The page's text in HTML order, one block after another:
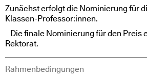
Zunächst erfolgt die Nominierung für
Klassen-Professor:innen.
Die finale Nominierung für den Preis
Rektorat.
Rahmenbedingungen